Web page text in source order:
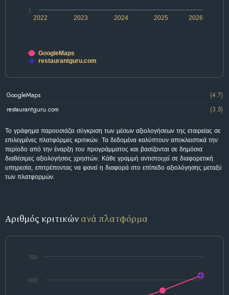
2022 2024 2026
2023 2025
1
GoogleMaps
restaurantguru.com
GoogleMaps
(4.7)
restaurantguru.com
(3.5)
Το γράφημα παρουσιάζει σύγκριση των μέσων αξιολογήσεων της εταιρείας σε
επιλεγμένες πλατφόρμες κριτικών. Τα δεδομένα καλύπτουν αποκλειστικά την
περίοδο από την έναρξη του προγράμματος και βασίζονται σε δημόσια
διαθέσιμες αξιολογήσεις χρηστών. Κάθε γραμμή αντιστοιχεί σε διαφορετική
υπηρεσία, επιτρέποντας να φανεί η διαφορά στο επίπεδο αξιολόγησης μεταξύ
των πλατφορμών.
Αριθμός κριτικών ανά πλατφόρμα
600
700